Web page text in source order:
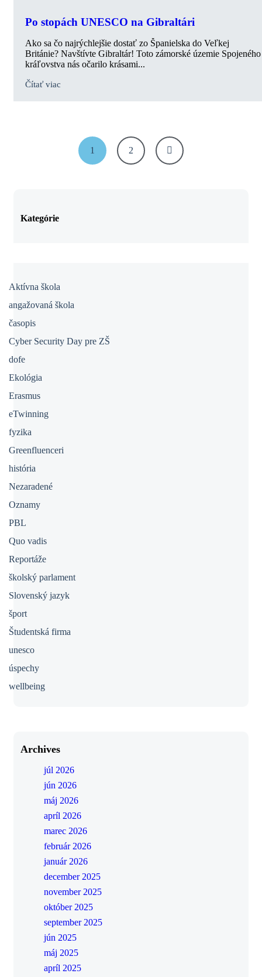
Po stopách UNESCO na Gibraltári
Ako sa čo najrýchlejšie dostať zo Španielska do Veľkej
Británie? Navštívte Gibraltár! Toto zámorské územie Spojeného
kráľovstva nás očarilo krásami...
Čítať viac
1 2
Kategórie
Aktívna škola
angažovaná škola
časopis
Cyber Security Day pre ZŠ
dofe
Ekológia
Erasmus
eTwinning
fyzika
Greenfluenceri
história
Nezaradené
Oznamy
PBL
Quo vadis
Reportáže
školský parlament
Slovenský jazyk
šport
Študentská firma
unesco
úspechy
wellbeing
Archives
júl 2026
jún 2026
máj 2026
apríl 2026
marec 2026
február 2026
január 2026
december 2025
november 2025
október 2025
september 2025
jún 2025
máj 2025
apríl 2025